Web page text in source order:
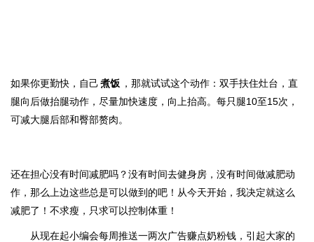
如果你更勤快，自己煮饭 ，那就试试这个动作：双手扶住灶台，直
腿向后做抬腿动作，尽量加快速度，向上抬高。每只腿10至15次，
可减大腿后部和臀部赘肉。
还在担心没有时间减肥吗？没有时间去健身房，没有时间做减肥动
作，那么上边这些总是可以做到的吧！从今天开始，我决定就这么
减肥了！不求瘦，只求可以控制体重！
从现在起小编会每周推送一两次广告赚点奶粉钱，引起大家的